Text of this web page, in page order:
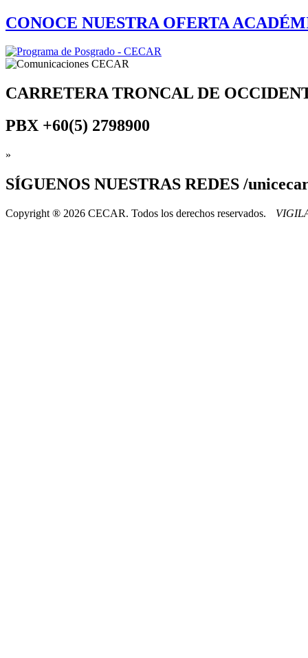
CONOCE NUESTRA OFERTA
CARRETERA TRONCAL DE
PBX +60(5) 2798900
»
SÍGUENOS NUESTRAS REDES /
Copyright ® 2026 CECAR. Todos los derechos reservados.